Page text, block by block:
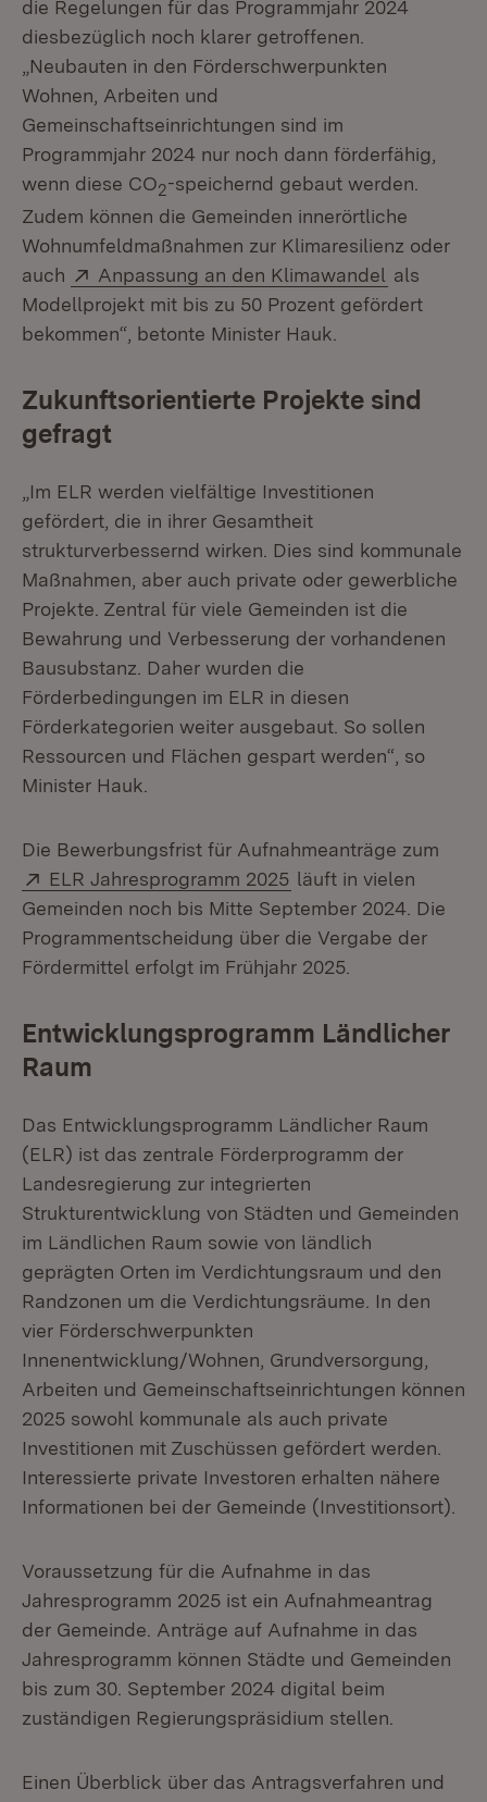
die Regelungen für das Programmjahr 2024
diesbezüglich noch klarer getroffenen.
„Neubauten in den Förderschwerpunkten
Wohnen, Arbeiten und
Gemeinschaftseinrichtungen sind im
Programmjahr 2024 nur noch dann förderfähig,
wenn diese CO2-speichernd gebaut werden.
Zudem können die Gemeinden innerörtliche
Wohnumfeldmaßnahmen zur Klimaresilienz oder
auch
Extern:
Anpassung an den Klimawandel (Öffnet in
als
Modellprojekt mit bis zu 50 Prozent gefördert
bekommen“, betonte Minister Hauk.
Zukunftsorientierte Projekte sind
gefragt
„Im ELR werden vielfältige Investitionen
gefördert, die in ihrer Gesamtheit
strukturverbessernd wirken. Dies sind kommunale
Maßnahmen, aber auch private oder gewerbliche
Projekte. Zentral für viele Gemeinden ist die
Bewahrung und Verbesserung der vorhandenen
Bausubstanz. Daher wurden die
Förderbedingungen im ELR in diesen
Förderkategorien weiter ausgebaut. So sollen
Ressourcen und Flächen gespart werden“, so
Minister Hauk.
Die Bewerbungsfrist für Aufnahmeanträge zum
Extern:
ELR Jahresprogramm 2025 (Öffnet in neuem
läuft in vielen
Gemeinden noch bis Mitte September 2024. Die
Programmentscheidung über die Vergabe der
Fördermittel erfolgt im Frühjahr 2025.
Entwicklungsprogramm Ländlicher
Raum
Das Entwicklungsprogramm Ländlicher Raum
(ELR) ist das zentrale Förderprogramm der
Landesregierung zur integrierten
Strukturentwicklung von Städten und Gemeinden
im Ländlichen Raum sowie von ländlich
geprägten Orten im Verdichtungsraum und den
Randzonen um die Verdichtungsräume. In den
vier Förderschwerpunkten
Innenentwicklung/Wohnen, Grundversorgung,
Arbeiten und Gemeinschaftseinrichtungen können
2025 sowohl kommunale als auch private
Investitionen mit Zuschüssen gefördert werden.
Interessierte private Investoren erhalten nähere
Informationen bei der Gemeinde (Investitionsort).
Voraussetzung für die Aufnahme in das
Jahresprogramm 2025 ist ein Aufnahmeantrag
der Gemeinde. Anträge auf Aufnahme in das
Jahresprogramm können Städte und Gemeinden
bis zum 30. September 2024 digital beim
zuständigen Regierungspräsidium stellen.
Einen Überblick über das Antragsverfahren und